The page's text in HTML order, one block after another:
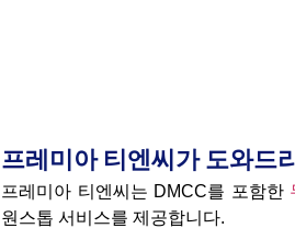
프레미아 티엔씨가 도와드
프레미아 티엔씨는 DMCC를 포함한
원스톱 서비스를 제공합니다.